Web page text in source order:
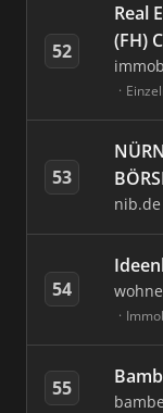
52
Real
(FH)
53
nib.de
54
55